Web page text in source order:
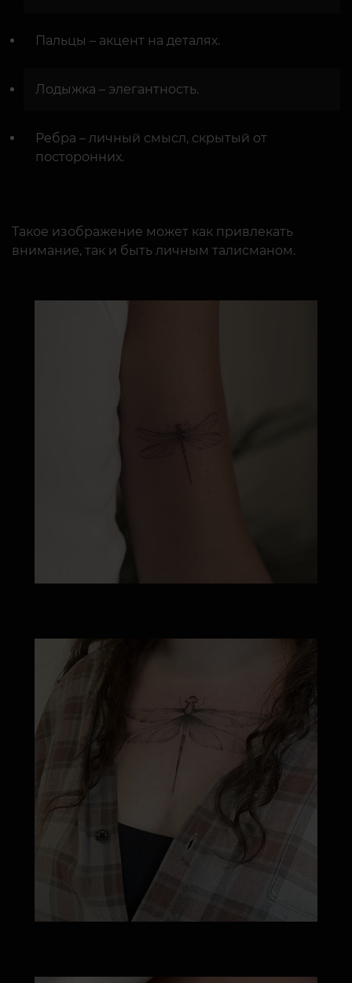
Пальцы – акцент на деталях.
Лодыжка – элегантность.
Ребра – личный смысл, скрытый от
посторонних.
Такое изображение может как привлекать
внимание, так и быть личным талисманом.